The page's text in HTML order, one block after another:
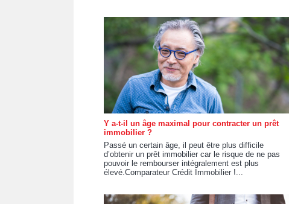
Y a-t-il un âge maximal pour contracter un prêt
immobilier ?
Passé un certain âge, il peut être plus difficile
d’obtenir un prêt immobilier car le risque de ne pas
pouvoir le rembourser intégralement est plus
élevé.Comparateur Crédit Immobilier !...